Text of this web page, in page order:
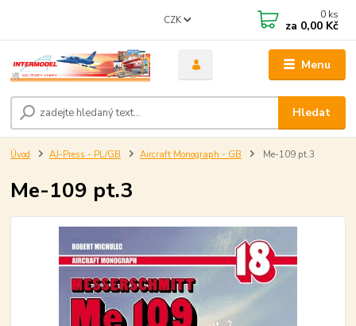
Menu
CZK
Hledat
0 ks
za 0,00 Kč
Úvod AJ-Press - PL/GB Aircraft Monograph - GB Me-109 pt.3
Me-109 pt.3